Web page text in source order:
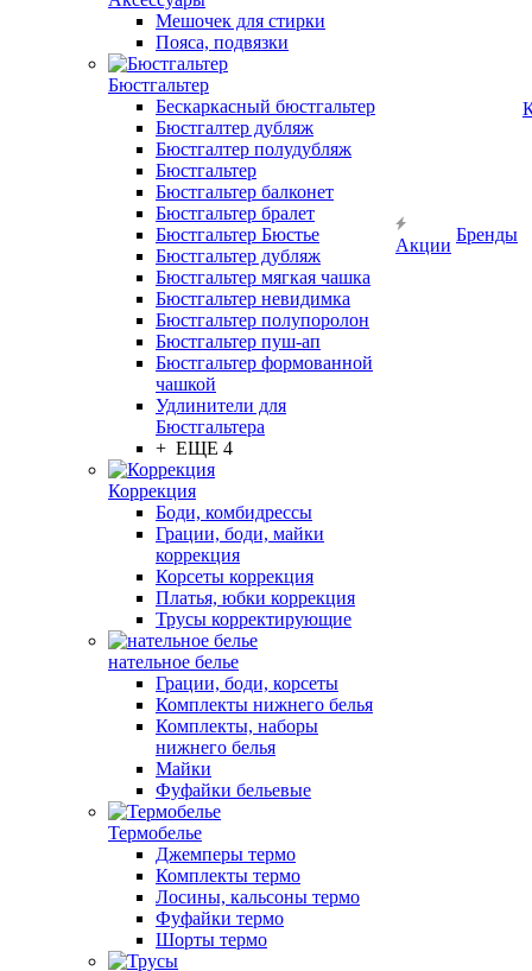
Мешочек для стирки
Пояса, подвязки
Бюстгальтер
Бескаркасный бюстгальтер
Бюстгалтер дубляж
Бюстгалтер полудубляж
Бюстгальтер
Бюстгальтер балконет
Бюстгальтер бралет
Бюстгальтер Бюстье
Бюстгальтер дубляж
Бюстгальтер мягкая чашка
Бюстгальтер невидимка
Бюстгальтер полупоролон
Бюстгальтер пуш-ап
Бюстгальтер формованной
чашкой
Удлинители для
Бюстгальтера
+ ЕЩЕ 4
Коррекция
Боди, комбидрессы
Грации, боди, майки
коррекция
Корсеты коррекция
Платья, юбки коррекция
Трусы корректирующие
нательное белье
Грации, боди, корсеты
Комплекты нижнего белья
Комплекты, наборы
нижнего белья
Майки
Фуфайки бельевые
Термобелье
Джемперы термо
Комплекты термо
Лосины, кальсоны термо
Фуфайки термо
Шорты термо
Акции
Бренды